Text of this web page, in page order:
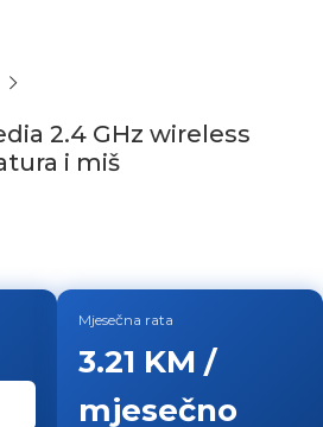
2.4 GHz wireless
i miš
Mjesečna rata
3.21 KM /
mjesečno